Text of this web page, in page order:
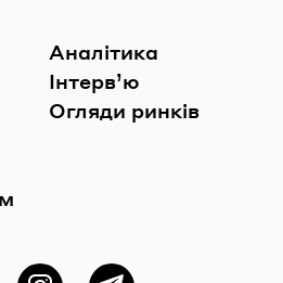
Аналітика
Інтерв’ю
Огляди ринків